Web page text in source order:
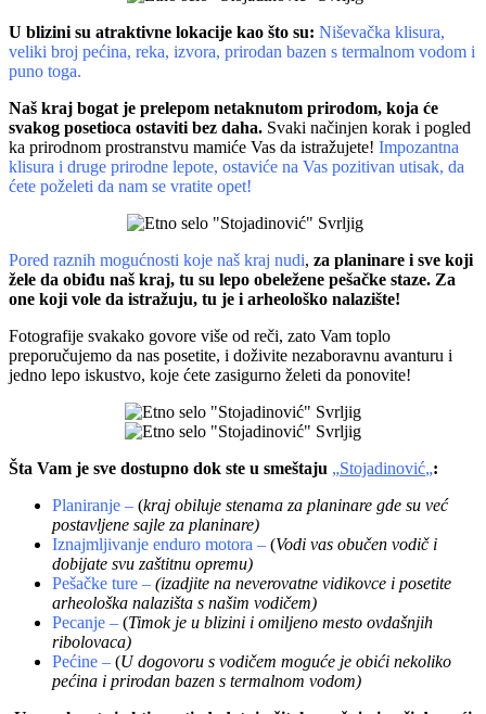
U blizini su atraktivne lokacije kao što su: Niševačka klisura,
veliki broj pećina, reka, izvora, prirodan bazen s termalnom vodom i
puno toga.
Naš kraj bogat je prelepom netaknutom prirodom, koja će
svakog posetioca ostaviti bez daha. Svaki načinjen korak i pogled
ka prirodnom prostranstvu mamiće Vas da istražujete! Impozantna
klisura i druge prirodne lepote, ostaviće na Vas pozitivan utisak, da
ćete poželeti da nam se vratite opet!
Pored raznih mogućnosti koje naš kraj nudi, za planinare i sve koji
žele da obiđu naš kraj, tu su lepo obeležene pešačke staze. Za
one koji vole da istražuju, tu je i arheološko nalazište!
Fotografije svakako govore više od reči, zato Vam toplo
preporučujemo da nas posetite, i doživite nezaboravnu avanturu i
jedno lepo iskustvo, koje ćete zasigurno želeti da ponovite!
Šta Vam je sve dostupno dok ste u smeštaju „Stojadinović„:
Planiranje – (kraj obiluje stenama za planinare gde su već
postavljene sajle za planinare)
Iznajmljivanje enduro motora – (Vodi vas obučen vodič i
dobijate svu zaštitnu opremu)
Pešačke ture – (izadjite na neverovatne vidikovce i posetite
arheološka nalazišta s našim vodičem)
Pecanje – (Timok je u blizini i omiljeno mesto ovdašnjih
ribolovaca)
Pećine – (U dogovoru s vodičem moguće je obići nekoliko
pećina i prirodan bazen s termalnom vodom)